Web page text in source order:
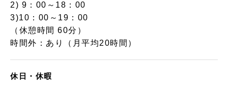
2) 9：00～18：00
3)10：00～19：00
（休憩時間 60分）
時間外：あり（月平均20時間）
休日・休暇